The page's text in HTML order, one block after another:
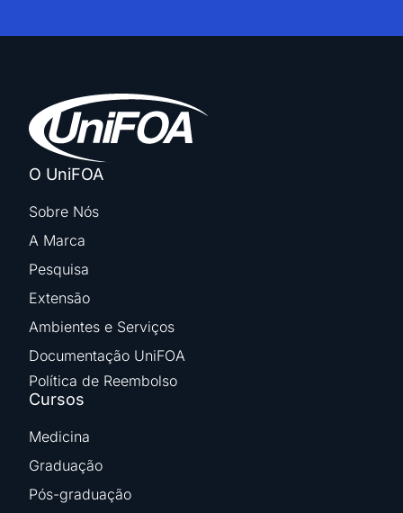
O UniFOA
Sobre Nós
A Marca
Pesquisa
Extensão
Ambientes e Serviços
Documentação UniFOA
Política de Reembolso
Cursos
Medicina
Graduação
Pós-graduação